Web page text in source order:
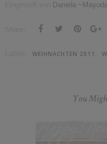
Daniela
WEIHNACHTEN 2011
You